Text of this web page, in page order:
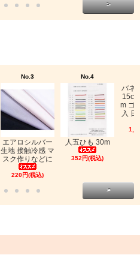
>
No.3
エアロシルバー
生地 接触冷感 マ
スク作りなどに
220円(税込)
No.4
人五ひも 30m
352円(税込)
バネ
m ゴ
入
>